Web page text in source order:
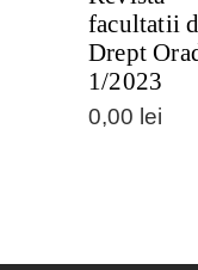
facultatii
Drept
1/2023
0,00 lei